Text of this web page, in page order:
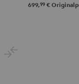
699,99 €